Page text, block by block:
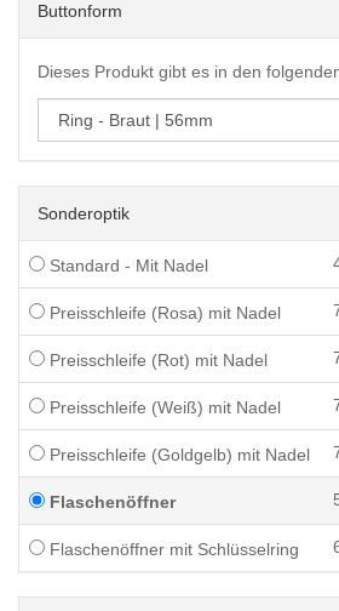
Buttonform
Dieses Produkt gibt es in den
Sonderoptik
Standard - Mit Nadel
Preisschleife (Rosa) mit Nadel
Preisschleife (Rot) mit Nadel
Preisschleife (Weiß) mit Nadel
Preisschleife (Goldgelb) mit Nadel
Flaschenöffner
Flaschenöffner mit Schlüsselring